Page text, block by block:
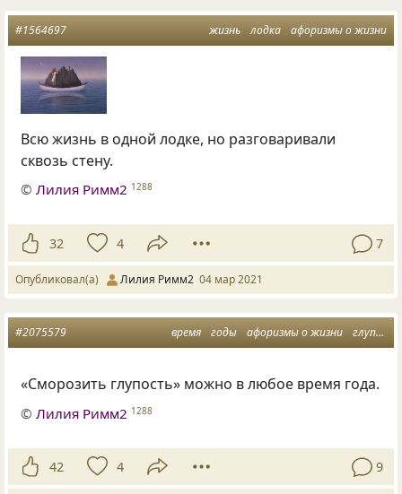
жизнь лодка афоризмы о жизни
#1564697
Всю жизнь в одной лодке, но разговаривали
сквозь стену.
©Лилия Римм2 1288
32 4 7
Опубликовал(а) Лилия Римм2 04 мар 2021
время годы афоризмы о жизни глупость
#2075579
«Сморозить глупость» можно в любое время года.
©Лилия Римм2 1288
42 4 9